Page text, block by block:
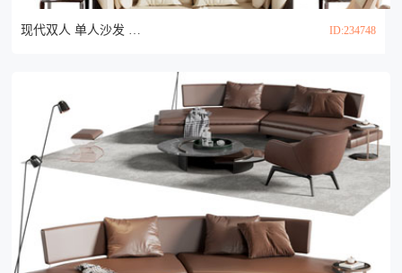
现代双人 单人沙发 贵妃椅和茶几组合3d模型 ID:234748